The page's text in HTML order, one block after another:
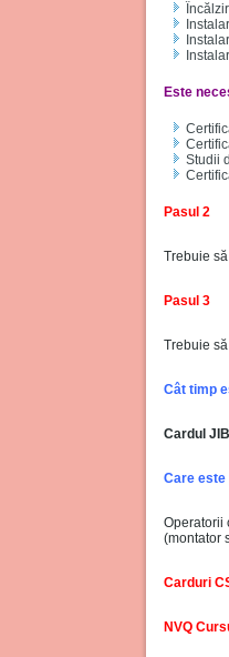
Este
Studii
Pasul 2
Trebuie
Pasul 3
Trebuie
Cât timp
Cardul
Care
Operatorii
(montator
Carduri
NVQ